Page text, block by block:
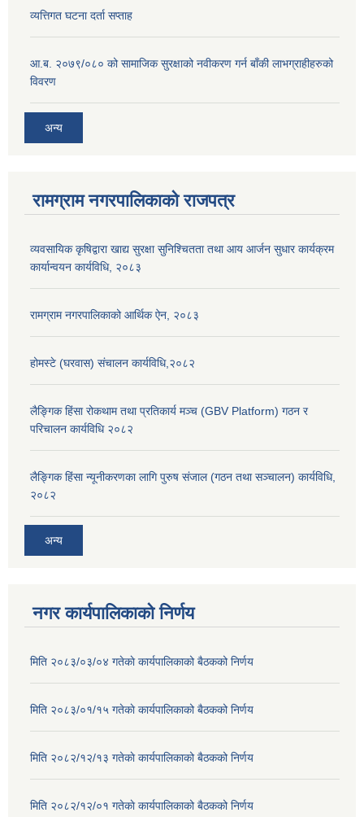
व्यत्तिगत घटना दर्ता सप्ताह
आ.ब. २०७९/०८० को सामाजिक सुरक्षाको नवीकरण गर्न बाँकी लाभग्राहीहरुको
विवरण
अन्य
रामग्राम नगरपालिकाको राजपत्र
व्यवसायिक कृषिद्वारा खाद्य सुरक्षा सुनिश्चितता तथा आय आर्जन सुधार कार्यक्रम
कार्यान्वयन कार्यविधि, २०८३
रामग्राम नगरपालिकाको आर्थिक ऐन, २०८३
होमस्टे (घरवास) संचालन कार्यविधि,२०८२
लैङ्गिक हिंसा रोकथाम तथा प्रतिकार्य मञ्च (GBV Platform) गठन र
परिचालन कार्यविधि २०८२
लैङ्गिक हिंसा न्यूनीकरणका लागि पुरुष संजाल (गठन तथा सञ्चालन) कार्यविधि,
२०८२
अन्य
नगर कार्यपालिकाको निर्णय
मिति २०८३/०३/०४ गतेकाे कार्यपालिकाको बैठकको निर्णय
मिति २०८३/०१/१५ गतेकाे कार्यपालिकाको बैठकको निर्णय
मिति २०८२/१२/१३ गतेकाे कार्यपालिकाको बैठकको निर्णय
मिति २०८२/१२/०१ गतेकाे कार्यपालिकाको बैठकको निर्णय